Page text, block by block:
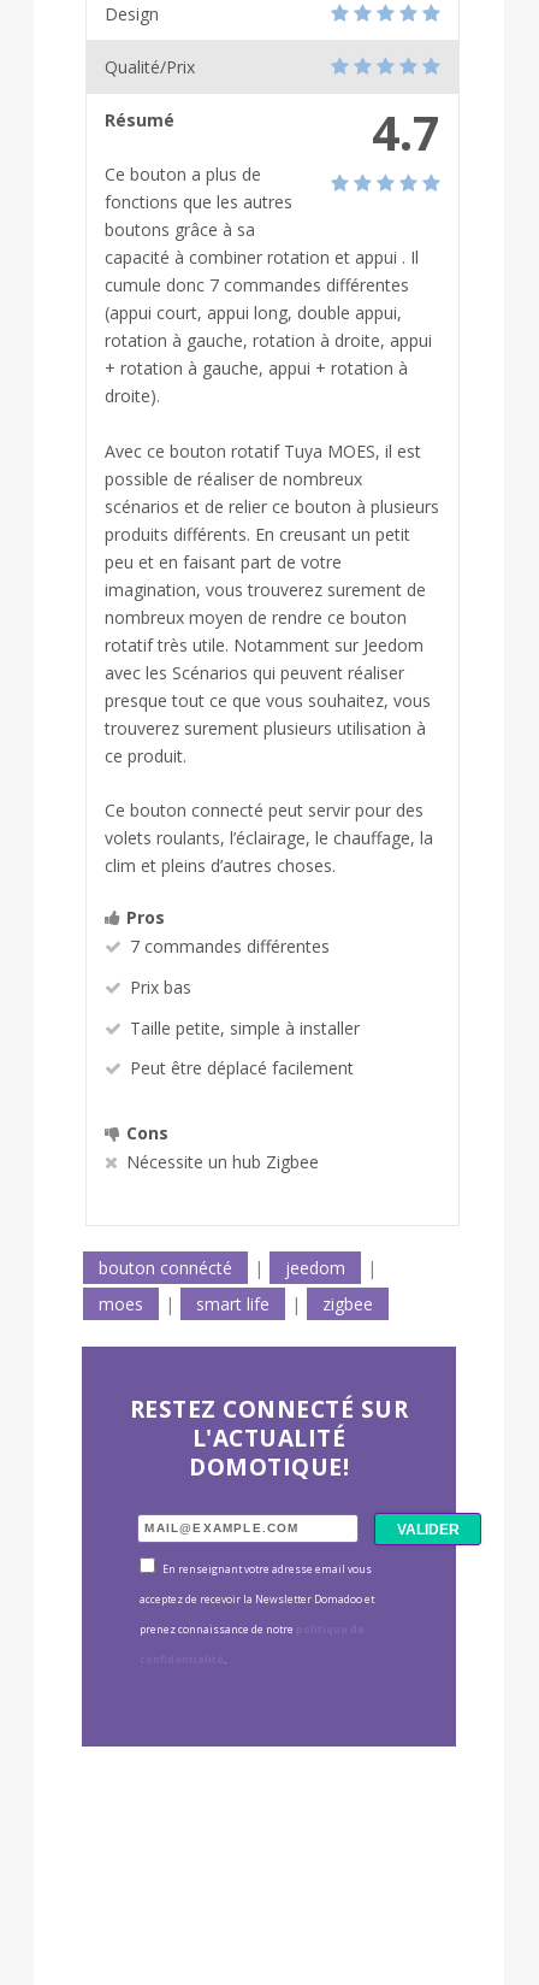
Design
Qualité/Prix
4.7
Résumé
Ce bouton a plus de
fonctions que les autres
boutons grâce à sa
capacité à combiner rotation et appui . Il
cumule donc 7 commandes différentes
(appui court, appui long, double appui,
rotation à gauche, rotation à droite, appui
+ rotation à gauche, appui + rotation à
droite).
Avec ce bouton rotatif Tuya MOES, il est
possible de réaliser de nombreux
scénarios et de relier ce bouton à plusieurs
produits différents. En creusant un petit
peu et en faisant part de votre
imagination, vous trouverez surement de
nombreux moyen de rendre ce bouton
rotatif très utile. Notamment sur Jeedom
avec les Scénarios qui peuvent réaliser
presque tout ce que vous souhaitez, vous
trouverez surement plusieurs utilisation à
ce produit.
Ce bouton connecté peut servir pour des
volets roulants, l’éclairage, le chauffage, la
clim et pleins d’autres choses.
Pros
7 commandes différentes
Prix bas
Taille petite, simple à installer
Peut être déplacé facilement
Cons
Nécessite un hub Zigbee
bouton connécté | jeedom
|
moes
| smart life | zigbee
RESTEZ CONNECTÉ SUR
L'ACTUALITÉ
DOMOTIQUE!
En renseignant votre adresse email vous
acceptez de recevoir la Newsletter Domadoo et
prenez connaissance de notre
.